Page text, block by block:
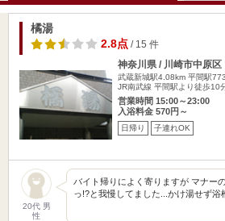
橘湯
2.8点/ 15 件
神奈川県 / 川崎市中原区
武蔵新城駅4.08km 平間駅
JR南武線 平間駅より徒歩10
営業時間 15:00～23:00
入浴料金 570円～
日帰り 子連れOK
20代 男
性
バイト帰りによく寄りますが マナー
っ!?と我慢してました...かけ湯せず浴